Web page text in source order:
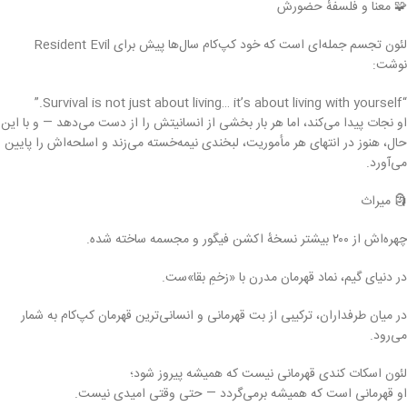
🧩 معنا و فلسفهٔ حضورش
لئون تجسم جمله‌ای است که خود کپ‌کام سال‌ها پیش برای Resident Evil
نوشت:
“Survival is not just about living… it’s about living with yourself.”
او نجات پیدا می‌کند، اما هر بار بخشی از انسانیتش را از دست می‌دهد — و با این
حال، هنوز در انتهای هر مأموریت، لبخندی نیمه‌خسته می‌زند و اسلحه‌اش را پایین
می‌آورد.
🗿 میراث
چهره‌اش از ۲۰۰ بیشتر نسخهٔ اکشن فیگور و مجسمه ساخته شده.
در دنیای گیم، نماد قهرمان مدرن با «زخمِ بقا»ست.
در میان طرفداران، ترکیبی از بت قهرمانی و انسانی‌ترین قهرمان کپ‌کام به شمار
می‌رود.
لئون اسکات کندی قهرمانی نیست که همیشه پیروز شود؛
او قهرمانی است که همیشه برمی‌گردد — حتی وقتی امیدی نیست.